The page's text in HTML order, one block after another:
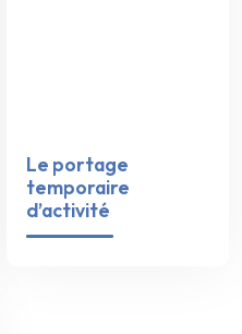
Le portage
temporaire
d’activité